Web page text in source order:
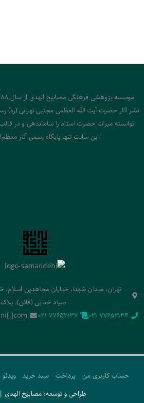
نشر آثار حضرت آیت الله العظمی مجتبی تهرانی (ره)
توانسته میراث حضرت استاد را ساماندهی و در
این سایت تنها پایگاه رسمی آثار
تهران، میدان شهدا، خیابان مجاهدین اسلام،
صیاد خدایی (قائن)، پلاک43
‭021 77652134‬
‭021 77652137‬
حساب کاربری من پرداخت سبد خرید ویدئو
طراحی و توسعه: مصابیح الهدی | 2026